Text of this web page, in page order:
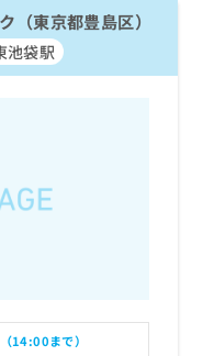
（東京都豊島区）
池袋駅
（14:00まで）